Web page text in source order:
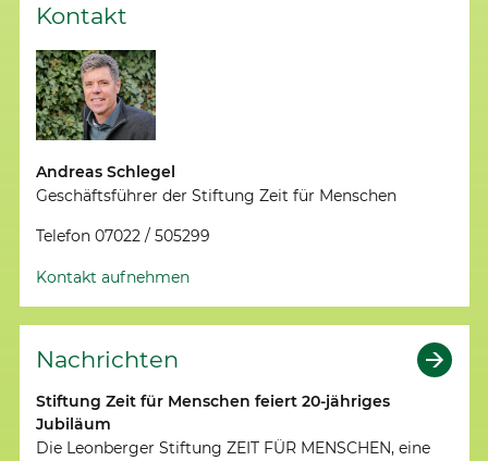
Kontakt
Andreas Schlegel
Geschäftsführer der Stiftung Zeit für Menschen
Telefon 07022 / 505299
Kontakt aufnehmen
Nachrichten
Stiftung Zeit für Menschen feiert 20-jähriges
Jubiläum
Die Leonberger Stiftung ZEIT FÜR MENSCHEN, eine